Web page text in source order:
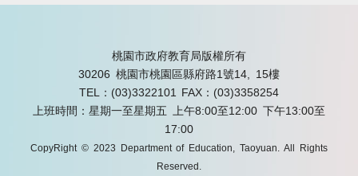
桃園市政府教育局版權所有
30206 桃園市桃園區縣府路1號14, 15樓
TEL：(03)3322101 FAX：(03)3358254
上班時間：星期一至星期五 上午8:00至12:00 下午13:00至
17:00
CopyRight © 2023 Department of Education, Taoyuan. All Rights
Reserved.